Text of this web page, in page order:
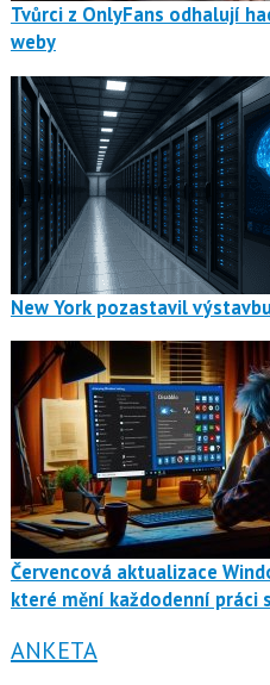
Tvůrci z OnlyFans odhalují
weby
New York pozastavil
Červencová aktualizace
které mění každodenní práci
ANKETA